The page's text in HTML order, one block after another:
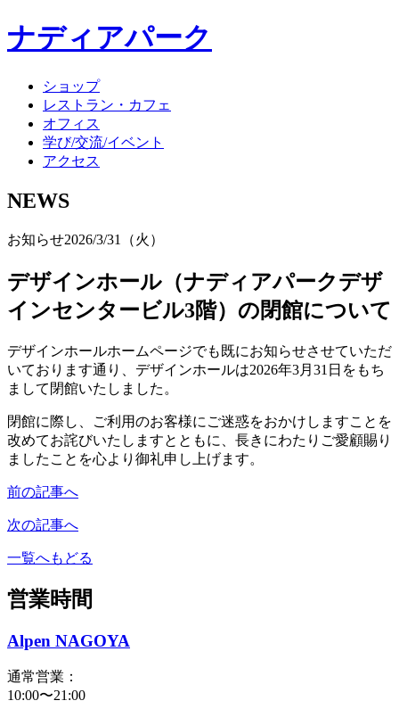
ナディアパーク
ショップ
レストラン・カフェ
オフィス
学び/交流/イベント
アクセス
NEWS
お知らせ2026/3/31（火）
デザインホール（ナディアパークデザ
インセンタービル3階）の閉館について
デザインホールホームページでも既にお知らせさせていただ
いております通り、デザインホールは2026年3月31日をもち
まして閉館いたしました。
閉館に際し、ご利用のお客様にご迷惑をおかけしますことを
改めてお詫びいたしますとともに、長きにわたりご愛顧賜り
ましたことを心より御礼申し上げます。
前の記事へ
次の記事へ
一覧へもどる
営業時間
Alpen NAGOYA
通常営業：
10:00〜21:00